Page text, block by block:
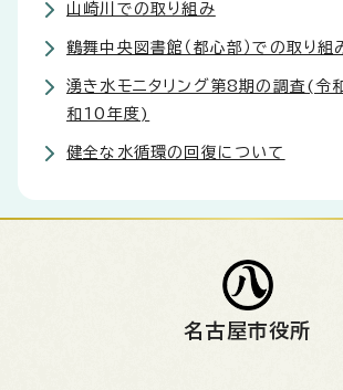
山崎川での取り組み
鶴舞中央図書館（都心部）での取り組
湧き水モニタリング第8期の調査(令
和10年度)
健全な水循環の回復について
名古屋市役所